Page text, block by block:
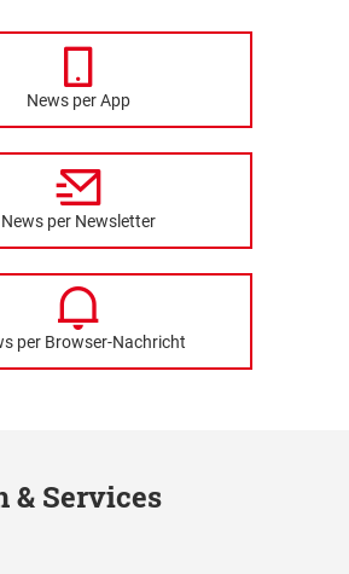
News per App
News per Newsletter
per Browser-Nachricht
& Services